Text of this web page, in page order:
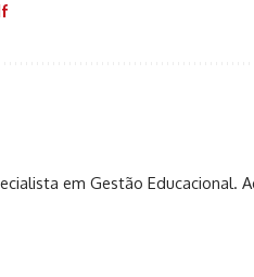
em Gestão Educacional.